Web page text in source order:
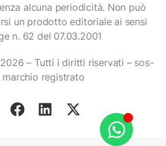
alcuna periodicità. Non può
un prodotto editoriale ai sensi
n. 62 del 07.03.2001
– Tutti i diritti riservati – sos-
registrato